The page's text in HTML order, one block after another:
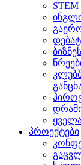
პროექტები